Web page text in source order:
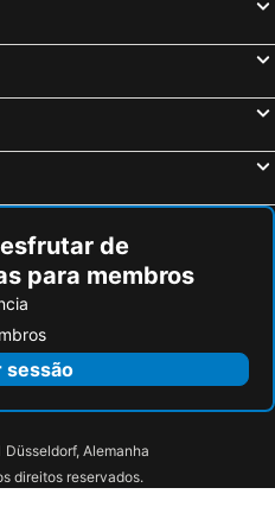
Montévrain, França Hotéis
de
para membros
sessão
Düsseldorf, Alemanha
direitos reservados.